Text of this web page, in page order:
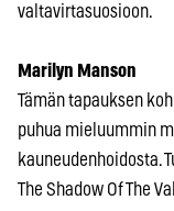
valtavirtasuosioon.
Marilyn Manson
Tämän tapauksen
puhua mieluummin
kauneudenhoidosta.
The Shadow Of The